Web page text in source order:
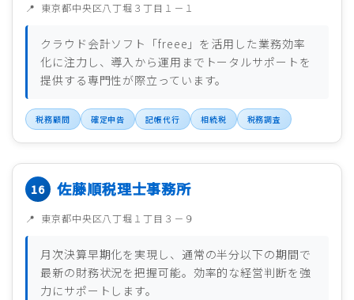
東京都中央区八丁堀３丁目１－１
クラウド会計ソフト「freee」を活用した業務効率
化に注力し、導入から運用までトータルサポートを
提供する専門性が際立っています。
税務顧問 確定申告 記帳代行 相続税 税務調査
佐藤順税理士事務所
東京都中央区八丁堀１丁目３－９
月次決算早期化を実現し、通常の半分以下の期間で
最新の財務状況を把握可能。効率的な経営判断を強
力にサポートします。